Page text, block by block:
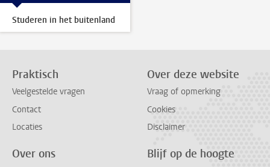
Studeren in het buitenland
Praktisch
Veelgestelde vragen
Contact
Locaties
Over deze website
Vraag of opmerking
Cookies
Disclaimer
Over ons Blijf op de hoogte